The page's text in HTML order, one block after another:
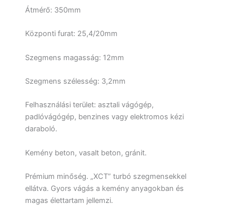
Átmérő: 350mm
Központi furat: 25,4/20mm
Szegmens magasság: 12mm
Szegmens szélesség: 3,2mm
Felhasználási terület: asztali vágógép,
padlóvágógép, benzines vagy elektromos kézi
daraboló.
Kemény beton, vasalt beton, gránit.
Prémium minőség. „XCT” turbó szegmensekkel
ellátva. Gyors vágás a kemény anyagokban és
magas élettartam jellemzi.